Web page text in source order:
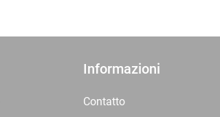
Informazioni
Contatto